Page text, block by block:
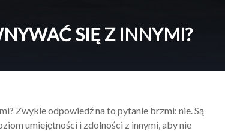
SIĘ Z INNYMI?
Zwykle odpowiedź na to pytanie brzmi: nie. Są
umiejętności i zdolności z innymi, aby nie